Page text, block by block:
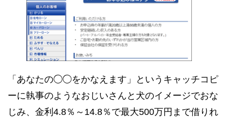
「あなたの◯◯をかなえます」というキャッチコピ
ーに執事のようなおじいさんと犬のイメージでおな
じみ、金利4.8％～14.8％で最大500万円まで借りれ